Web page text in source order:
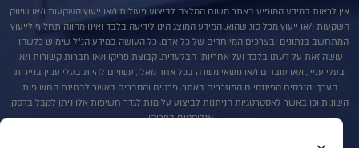
אין לראות במידע המופיע באתר משום המלצה לביצוע פעולות ו/או ייעוץ השקעות ו/או שיווק
השקעות ו/או ייעוץ מכל סוג שהוא. המידע המוצג הינו לידיעה בלבד ואינו מהווה תחליף לייעוץ
המתחשב בנתונים ובצרכים המיוחדים של כל אדם. כל העושה במידע הנ"ל שימוש כלשהו –
עושה זאת על דעתו בלבד ועל אחריותו הבלעדית. קבוצת פריקו ו/או חברות קשורות ו/או
בעלי עניין, ו/או עובדים ו/או נושאי משרה בכל אחד מאלו, עשויים להיות בעלי עניין בניירות
הערך והנכסים הפיננסיים המוזכרים באתר. פרטים והסברים באשר לבחינת החשיפות
השונות וכן באשר לאסטרטגיות הניתנות לביצוע על מנת לגדר חשיפות אלו ניתן לקבל בדסק
אנליסטים בפריקו.
בדבר פרטים נוספים באמור לעייל ניתן לפנות למשרדינו בטלפון : 036167070